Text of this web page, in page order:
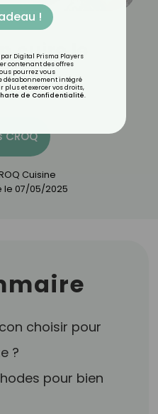
cuire le
CROQ
Cuisine
le 07/05/2025
choisir pour
?
pour bien
!
Digital Prisma Players
contenant des offres
pourrez vous
désabonnement intégré
plus et exercer vos droits,
de Confidentialité.